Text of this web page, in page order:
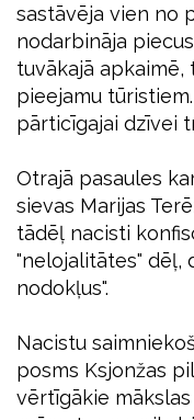
sastāvēja vien no
nodarbināja
tuvākajā
pieejamu
pārticīgajai dzīvei
Otrajā pasaules
sievas Marijas
tādēļ nacisti
"nelojalitātes" dēļ,
nodokļus".
Nacistu
posms Ksjonžas
vērtīgākie